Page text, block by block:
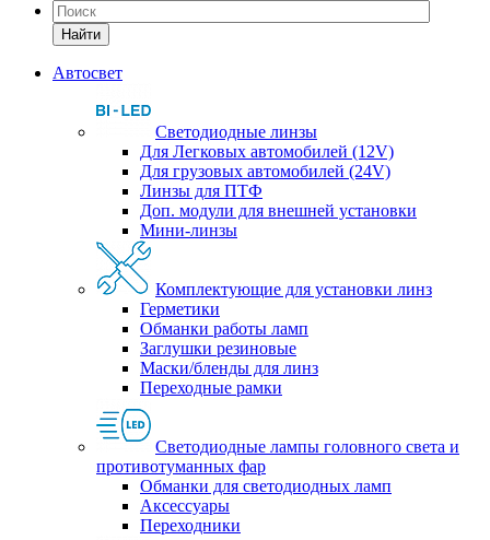
Найти
Автосвет
Светодиодные линзы
Для Легковых автомобилей (12V)
Для грузовых автомобилей (24V)
Линзы для ПТФ
Доп. модули для внешней установки
Мини-линзы
Комплектующие для установки линз
Герметики
Обманки работы ламп
Заглушки резиновые
Маски/бленды для линз
Переходные рамки
Светодиодные лампы головного света и
противотуманных фар
Обманки для светодиодных ламп
Аксессуары
Переходники